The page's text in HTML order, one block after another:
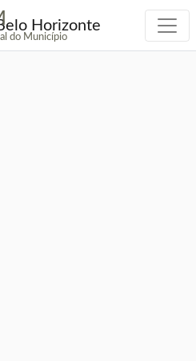
do Município